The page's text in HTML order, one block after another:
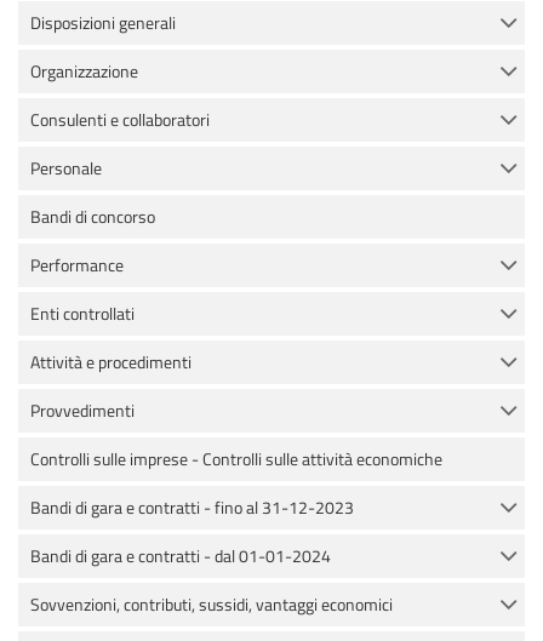
Disposizioni generali
Organizzazione
Consulenti e collaboratori
Personale
Bandi di concorso
Performance
Enti controllati
Attività e procedimenti
Provvedimenti
Controlli sulle imprese - Controlli sulle attività economiche
Bandi di gara e contratti - fino al 31-12-2023
Bandi di gara e contratti - dal 01-01-2024
Sovvenzioni, contributi, sussidi, vantaggi economici